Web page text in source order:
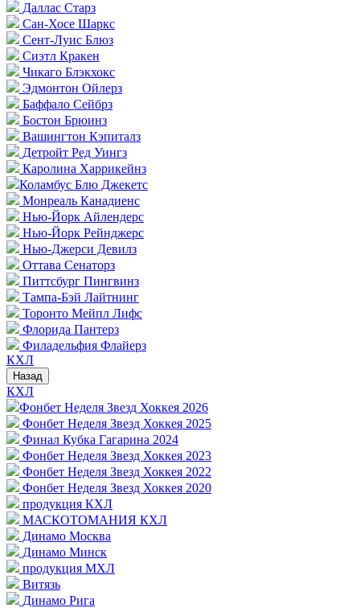
Даллас Старз
Сан-Хосе Шаркс
Сент-Луис Блюз
Сиэтл Кракен
Чикаго Блэкхокс
Эдмонтон Ойлерз
Баффало Сейбрз
Бостон Брюинз
Вашингтон Кэпиталз
Детройт Ред Уингз
Каролина Харрикейнз
Коламбус Блю Джекетс
Монреаль Канадиенс
Нью-Йорк Айлендерс
Нью-Йорк Рейнджерс
Нью-Джерси Девилз
Оттава Сенаторз
Питтсбург Пингвинз
Тампа-Бэй Лайтнинг
Торонто Мейпл Лифс
Флорида Пантерз
Филадельфия Флайерз
КХЛ
Назад
КХЛ
Фонбет Неделя Звезд Хоккея 2026
Фонбет Неделя Звезд Хоккея 2025
Финал Кубка Гагарина 2024
Фонбет Неделя Звезд Хоккея 2023
Фонбет Неделя Звезд Хоккея 2022
Фонбет Неделя Звезд Хоккея 2020
продукция КХЛ
МАСКОТОМАНИЯ КХЛ
Динамо Москва
Динамо Минск
продукция МХЛ
Витязь
Динамо Рига